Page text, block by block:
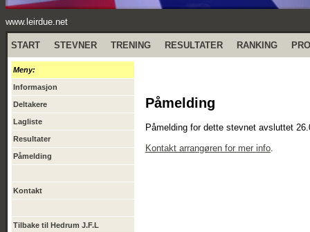
www.leirdue.net
START STEVNER TRENING RESULTATER RANKING
Meny:
Informasjon
Deltakere
Lagliste
Resultater
Påmelding
Kontakt
Tilbake til Hedrum J.F.L
Påmelding
Påmelding for dette stevnet avsluttet
Kontakt arrangøren for mer info.